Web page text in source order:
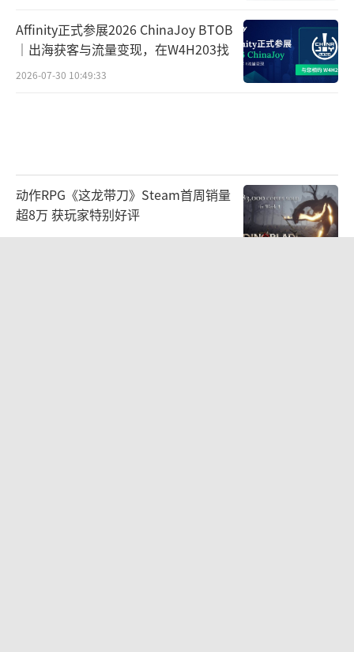
Affinity正式参展2026 ChinaJoy BTOB
｜出海获客与流量变现，在W4H203找
2026-07-30 10:49:33
动作RPG《这龙带刀》Steam首周销量
超8万 获玩家特别好评
2026-08-03 09:50:25